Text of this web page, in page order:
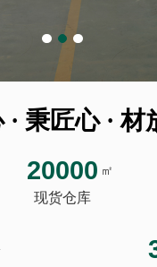
· 秉匠心 · 材
20000 ㎡
现货仓库